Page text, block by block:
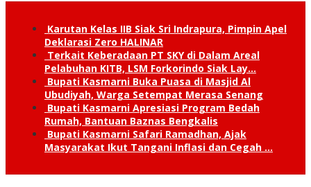
Karutan Kelas IIB Siak Sri Indrapura, Pimpin Apel
Deklarasi Zero HALINAR
Terkait Keberadaan PT SKY di Dalam Areal
Pelabuhan KITB, LSM Forkorindo Siak Lay…
Bupati Kasmarni Buka Puasa di Masjid Al
Ubudiyah, Warga Setempat Merasa Senang
Bupati Kasmarni Apresiasi Program Bedah
Rumah, Bantuan Baznas Bengkalis
Bupati Kasmarni Safari Ramadhan, Ajak
Masyarakat Ikut Tangani Inflasi dan Cegah …